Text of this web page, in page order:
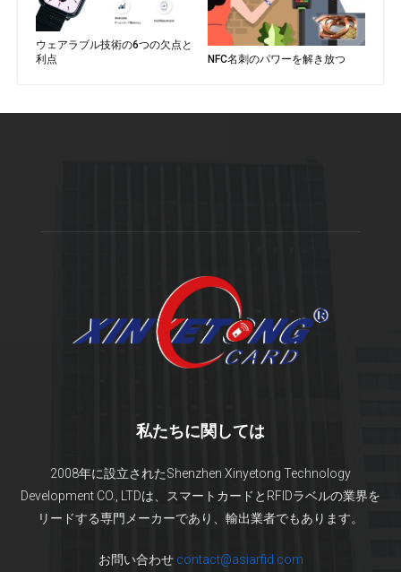
ウェアラブル技術の6つの欠点と
利点
NFC名刺のパワーを解き放つ
私たちに関しては
2008年に設立されたShenzhen Xinyetong Technology
Development CO., LTDは、スマートカードとRFIDラベルの業界を
リードする専門メーカーであり、輸出業者でもあります。
お問い合わせ contact@asiarfid.com